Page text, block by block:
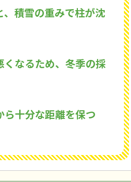
積雪の重みで柱が沈
なるため、冬季の採
十分な距離を保つ